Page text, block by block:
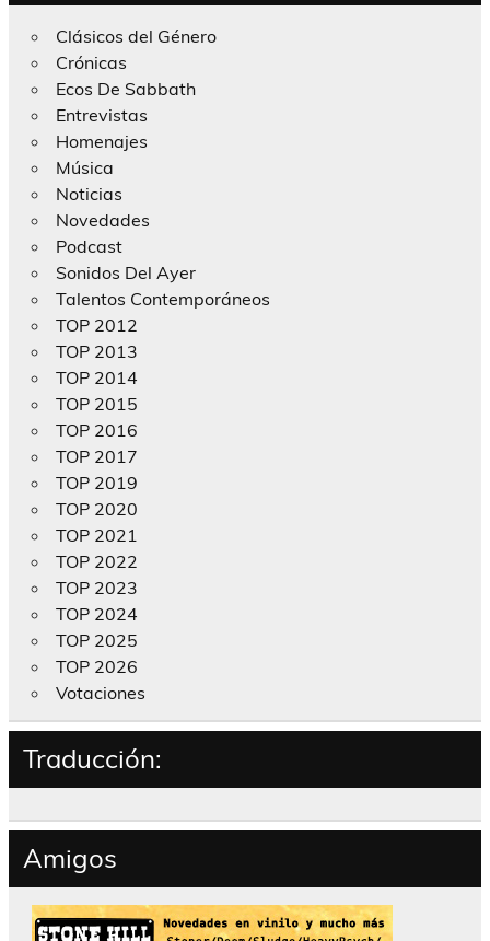
Clásicos del Género
Crónicas
Ecos De Sabbath
Entrevistas
Homenajes
Música
Noticias
Novedades
Podcast
Sonidos Del Ayer
Talentos Contemporáneos
TOP 2012
TOP 2013
TOP 2014
TOP 2015
TOP 2016
TOP 2017
TOP 2019
TOP 2020
TOP 2021
TOP 2022
TOP 2023
TOP 2024
TOP 2025
TOP 2026
Votaciones
Traducción:
Amigos